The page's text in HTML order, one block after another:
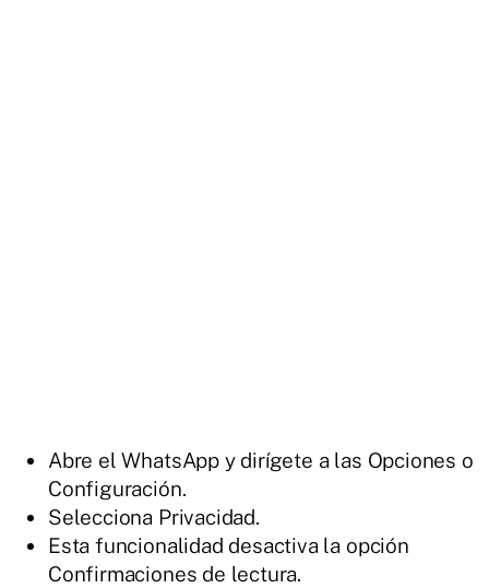
Abre el WhatsApp y dirígete a las Opciones o
Configuración.
Selecciona Privacidad.
Esta funcionalidad desactiva la opción
Confirmaciones de lectura.